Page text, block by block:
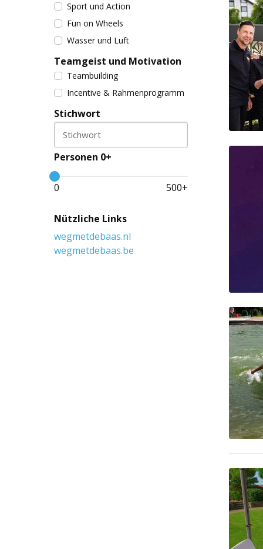
Sport und Action
Fun on Wheels
Wasser und Luft
Teamgeist und Motivation
Teambuilding
Incentive & Rahmenprogramm
Stichwort
Stichwort
Personen 0+
0 500+
Nützliche Links
wegmetdebaas.nl
wegmetdebaas.be